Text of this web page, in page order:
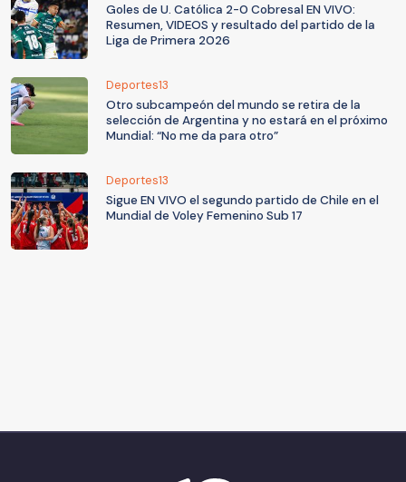
Goles de U. Católica 2-0 Cobresal EN VIVO:
Resumen, VIDEOS y resultado del partido de la
Liga de Primera 2026
Deportes13
Otro subcampeón del mundo se retira de la
selección de Argentina y no estará en el próximo
Mundial: “No me da para otro”
Deportes13
Sigue EN VIVO el segundo partido de Chile en el
Mundial de Voley Femenino Sub 17